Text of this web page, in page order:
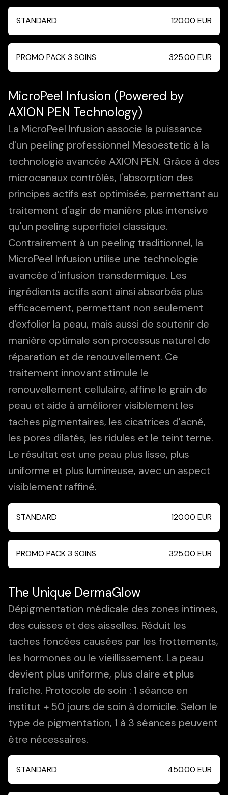
STANDARD 120.00 EUR
PROMO PACK 3 SOINS 325.00 EUR
MicroPeel Infusion (Powered by
AXION PEN Technology)
La MicroPeel Infusion associe la puissance
d'un peeling professionnel Mesoestetic à la
technologie avancée AXION PEN. Grâce à des
microcanaux contrôlés, l'absorption des
principes actifs est optimisée, permettant au
traitement d'agir de manière plus intensive
qu'un peeling superficiel classique.
Contrairement à un peeling traditionnel, la
MicroPeel Infusion utilise une technologie
avancée d'infusion transdermique. Les
ingrédients actifs sont ainsi absorbés plus
efficacement, permettant non seulement
d'exfolier la peau, mais aussi de soutenir de
manière optimale son processus naturel de
réparation et de renouvellement. Ce
traitement innovant stimule le
renouvellement cellulaire, affine le grain de
peau et aide à améliorer visiblement les
taches pigmentaires, les cicatrices d'acné,
les pores dilatés, les ridules et le teint terne.
Le résultat est une peau plus lisse, plus
uniforme et plus lumineuse, avec un aspect
visiblement raffiné.
STANDARD 120.00 EUR
PROMO PACK 3 SOINS 325.00 EUR
The Unique DermaGlow
Dépigmentation médicale des zones intimes,
des cuisses et des aisselles. Réduit les
taches foncées causées par les frottements,
les hormones ou le vieillissement. La peau
devient plus uniforme, plus claire et plus
fraîche. Protocole de soin : 1 séance en
institut + 50 jours de soin à domicile. Selon le
type de pigmentation, 1 à 3 séances peuvent
être nécessaires.
STANDARD 450.00 EUR